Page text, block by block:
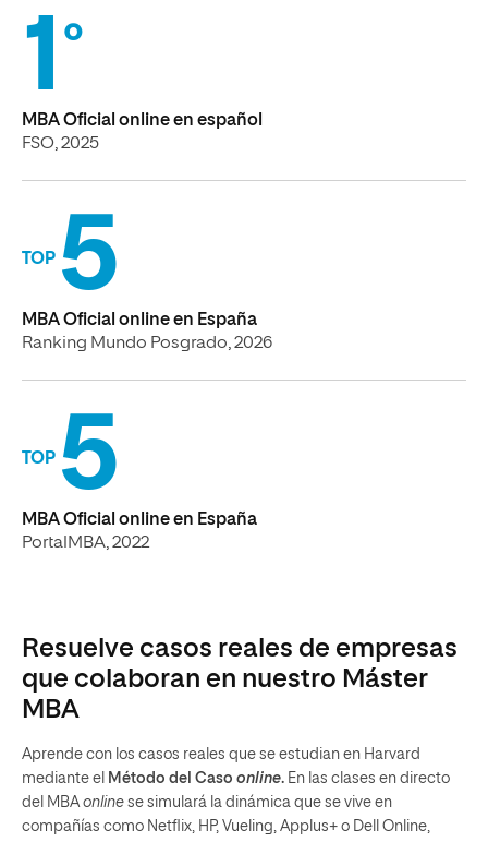
1 º
MBA Oficial online en español
FSO, 2025
TOP 5
MBA Oficial online en España
Ranking Mundo Posgrado, 2026
TOP 5
MBA Oficial online en España
PortalMBA, 2022
Resuelve casos reales de empresas
que colaboran en nuestro Máster
MBA
Aprende con los casos reales que se estudian en Harvard
mediante el Método del Caso online. En las clases en directo
del MBAonline se simulará la dinámica que se vive en
compañías como Netflix, HP, Vueling, Applus+ o Dell Online,